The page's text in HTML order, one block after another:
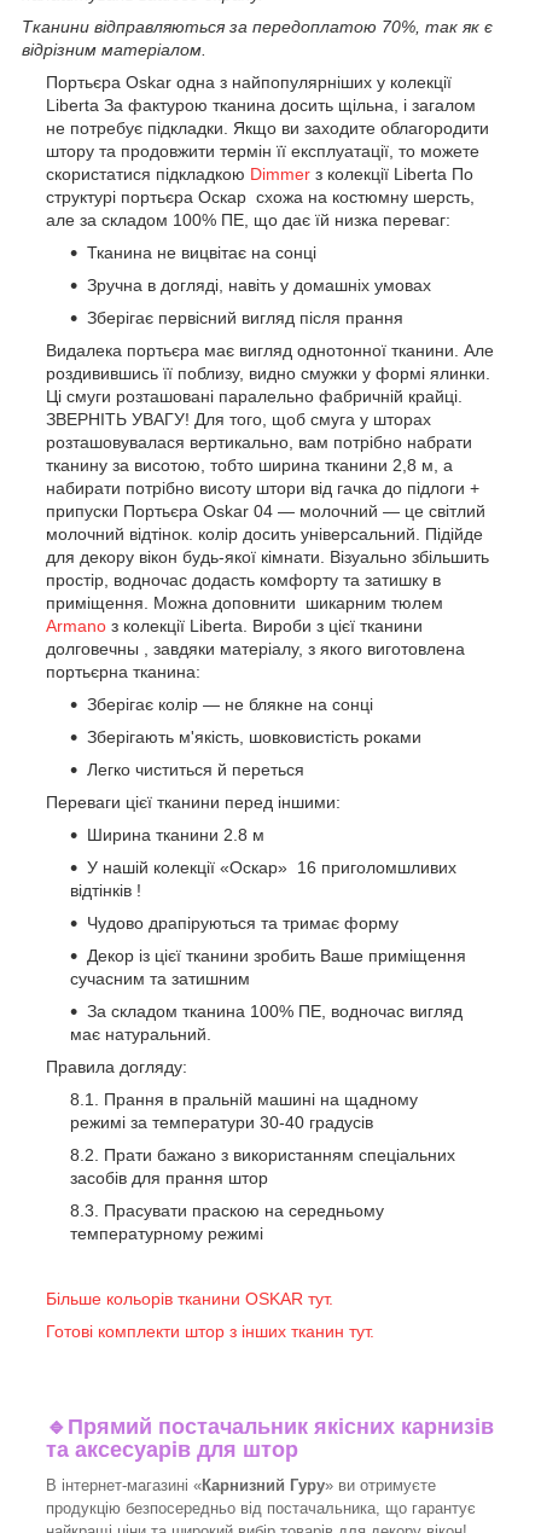
Тканини відправляються за передоплатою 70%, так як є
відрізним матеріалом.
Портьєра Oskar одна з найпопулярніших у колекції
Liberta За фактурою тканина досить щільна, і загалом
не потребує підкладки. Якщо ви заходите облагородити
штору та продовжити термін її експлуатації, то можете
скористатися підкладкою Dimmer з колекції Liberta По
структурі портьєра Оскар схожа на костюмну шерсть,
але за складом 100% ПЕ, що дає їй низка переваг:
Тканина не вицвітає на сонці
Зручна в догляді, навіть у домашніх умовах
Зберігає первісний вигляд після прання
Видалека портьєра має вигляд однотонної тканини. Але
роздивившись її поблизу, видно смужки у формі ялинки.
Ці смуги розташовані паралельно фабричній крайці.
ЗВЕРНІТЬ УВАГУ! Для того, щоб смуга у шторах
розташовувалася вертикально, вам потрібно набрати
тканину за висотою, тобто ширина тканини 2,8 м, а
набирати потрібно висоту штори від гачка до підлоги +
припуски Портьєра Oskar 04 — молочний — це світлий
молочний відтінок. колір досить універсальний. Підійде
для декору вікон будь-якої кімнати. Візуально збільшить
простір, водночас додасть комфорту та затишку в
приміщення. Можна доповнити шикарним тюлем
Armano з колекції Liberta. Вироби з цієї тканини
долговечны , завдяки матеріалу, з якого виготовлена
портьєрна тканина:
Зберігає колір — не блякне на сонці
Зберігають м'якість, шовковистість роками
Легко чиститься й переться
Переваги цієї тканини перед іншими:
Ширина тканини 2.8 м
У нашій колекції «Оскар» 16 приголомшливих
відтінків !
Чудово драпіруються та тримає форму
Декор із цієї тканини зробить Ваше приміщення
сучасним та затишним
За складом тканина 100% ПЕ, водночас вигляд
має натуральний.
Правила догляду:
Прання в пральній машині на щадному
режимі за температури 30-40 градусів
Прати бажано з використанням спеціальних
засобів для прання штор
Прасувати праскою на середньому
температурному режимі
Більше кольорів тканини OSKAR тут.
Готові комплекти штор з інших тканин тут.
🔹 Прямий постачальник якісних карнизів
та аксесуарів для штор
В інтернет-магазині «Карнизний Гуру» ви отримуєте
продукцію безпосередньо від постачальника, що гарантує